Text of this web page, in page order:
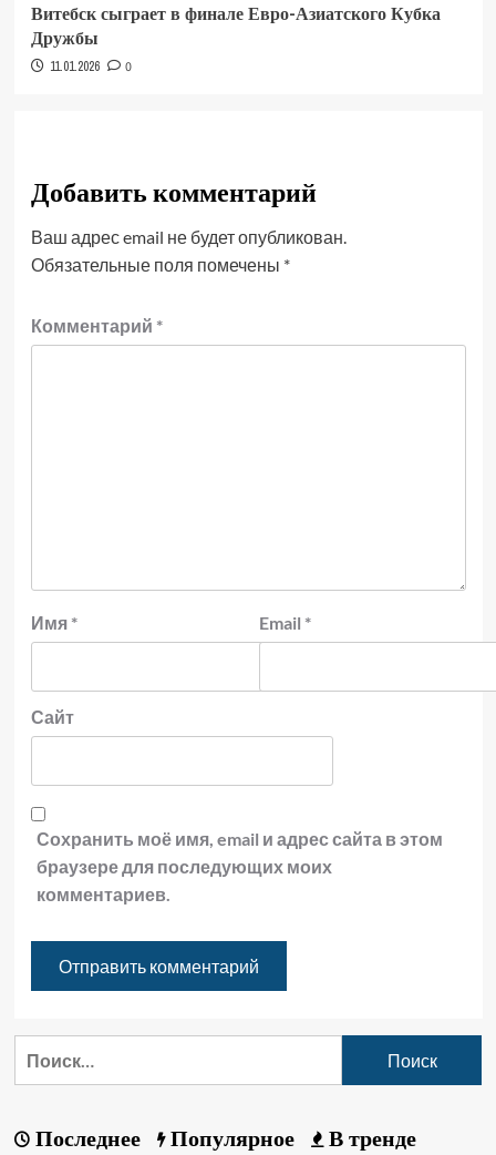
Витебск сыграет в финале Евро-Азиатского Кубка
Дружбы
11.01.2026 0
Добавить комментарий
Ваш адрес email не будет опубликован.
Обязательные поля помечены *
Комментарий *
Имя * Email *
Сайт
Сохранить моё имя, email и адрес сайта в этом
браузере для последующих моих
комментариев.
Последнее Популярное В тренде